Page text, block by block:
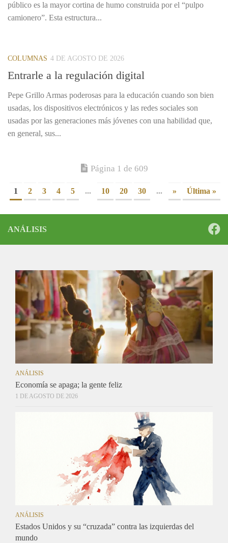
público es la mayor cortina de humo construida por el “pulpo
camionero”. Esta estructura...
COLUMNAS 4 DE AGOSTO DE 2026
Entrarle a la regulación digital
Pepe Grillo Armas poderosas para la educación cuando son bien
usadas, los dispositivos electrónicos y las redes sociales son
usadas por las generaciones más jóvenes con una habilidad que,
en general, sus...
Página 1 de 609
1 2 3 4 5 ... 10 20 30 ... » Última »
ANÁLISIS
ANÁLISIS
Economía se apaga; la gente feliz
1 DE AGOSTO DE 2026
ANÁLISIS
Estados Unidos y su “cruzada” contra las izquierdas del
mundo